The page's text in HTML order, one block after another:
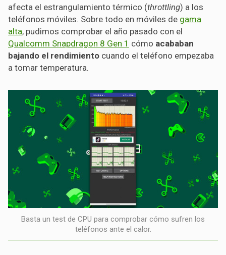
afecta el estrangulamiento térmico (throttling) a los
teléfonos móviles. Sobre todo en móviles de gama
alta, pudimos comprobar el año pasado con el
Qualcomm Snapdragon 8 Gen 1 cómo acababan
bajando el rendimiento cuando el teléfono empezaba
a tomar temperatura.
Basta un test de CPU para comprobar cómo sufren los
teléfonos ante el calor.